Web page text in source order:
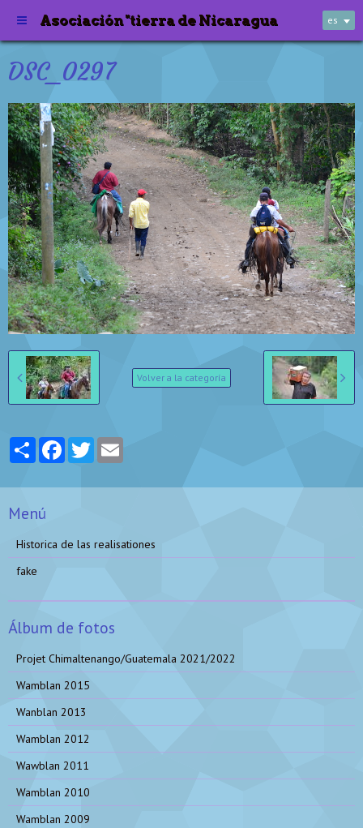
Asociación "tierra de Nicaragua es
DSC_0297
Volver a la categoría
PartagerFacebookTwitter
Menú
Historica de las realisationes
fake
Álbum de fotos
Projet Chimaltenango/Guatemala 2021/2022
Wamblan 2015
Wanblan 2013
Wamblan 2012
Wawblan 2011
Wamblan 2010
Wamblan 2009